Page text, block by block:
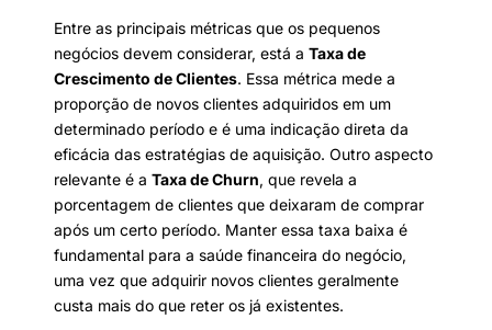
Entre as principais métricas que os pequenos
negócios devem considerar, está a Taxa de
Crescimento de Clientes. Essa métrica mede a
proporção de novos clientes adquiridos em um
determinado período e é uma indicação direta da
eficácia das estratégias de aquisição. Outro aspecto
relevante é a Taxa de Churn, que revela a
porcentagem de clientes que deixaram de comprar
após um certo período. Manter essa taxa baixa é
fundamental para a saúde financeira do negócio,
uma vez que adquirir novos clientes geralmente
custa mais do que reter os já existentes.